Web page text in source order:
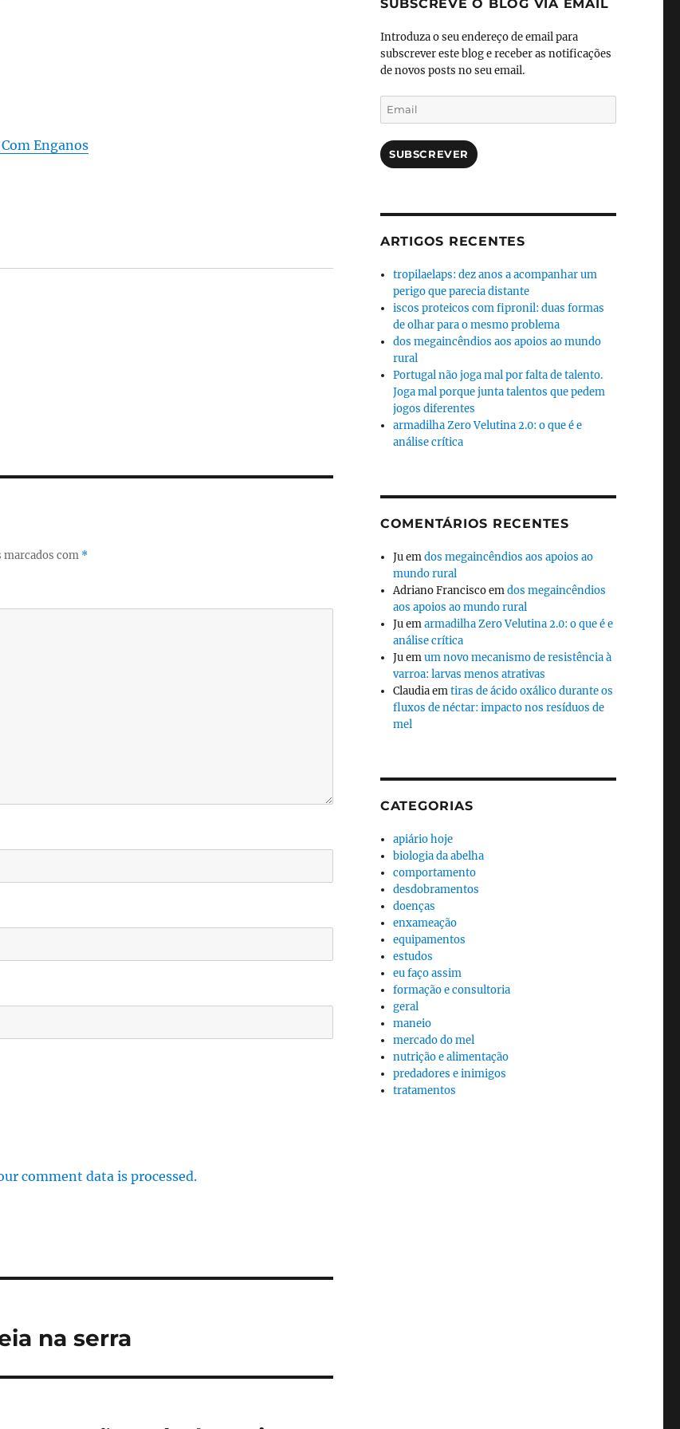
Enganos
marcados com *
comment data is processed.
na serra
SUBSCREVE O BLOG VIA EMAIL
Introduza o seu endereço de email para
subscrever este blog e receber as notificações
de novos posts no seu email.
Email
SUBSCREVER
ARTIGOS RECENTES
tropilaelaps: dez anos a acompanhar um
perigo que parecia distante
iscos proteicos com fipronil: duas formas
de olhar para o mesmo problema
dos megaincêndios aos apoios ao mundo
rural
Portugal não joga mal por falta de talento.
Joga mal porque junta talentos que pedem
jogos diferentes
armadilha Zero Velutina 2.0: o que é e
análise crítica
COMENTÁRIOS RECENTES
Juemdos megaincêndios aos apoios ao
mundo rural
Adriano Franciscoemdos megaincêndios
aos apoios ao mundo rural
Juemarmadilha Zero Velutina 2.0: o que é e
análise crítica
Juemum novo mecanismo de resistência à
varroa: larvas menos atrativas
Claudiaemtiras de ácido oxálico durante os
fluxos de néctar: impacto nos resíduos de
mel
CATEGORIAS
apiário hoje
biologia da abelha
comportamento
desdobramentos
doenças
enxameação
equipamentos
estudos
eu faço assim
formação e consultoria
geral
maneio
mercado do mel
nutrição e alimentação
predadores e inimigos
tratamentos